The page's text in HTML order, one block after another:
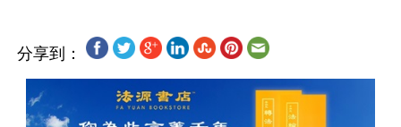
分享到：